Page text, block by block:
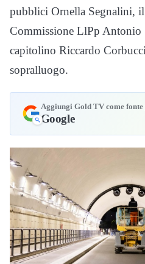
pubblici Ornella Segnalini, il
Commissione LlPp Antonio
capitolino Riccardo
sopralluogo.
Aggiungi Gold TV come
Google